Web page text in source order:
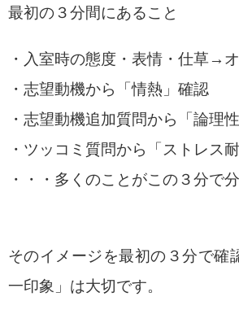
最初の３分間にあること
・入室時の態度・表情・仕草→
・志望動機から「情熱」確認
・志望動機追加質問から「論理
・ツッコミ質問から「ストレス
・・・多くのことがこの３分で
そのイメージを最初の３分で確
一印象」は大切です。